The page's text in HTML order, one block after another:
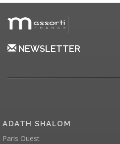
NEWSLETTER
ADATH SHALOM
Paris Ouest